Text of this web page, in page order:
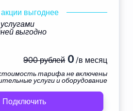
выгоднее
выгодно
900 рублей0 /в месяц
тарифа не включены
услуги и оборудование
Подключить